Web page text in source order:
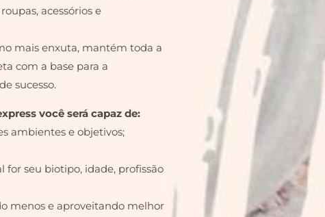
acessórios e
mais enxuta, mantém toda a
com a base para a
sucesso.
você será capaz de:
ambientes e objetivos;
for seu biotipo, idade, profissão
menos e aproveitando melhor